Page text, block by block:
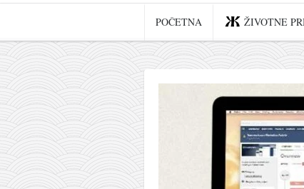
POČETNA ŽIVOTNE
internet poslovanje
ishranom do zdravlja
moj haiku
momenti i mesta
bonus sadržaj
Svetlopis
zakonopravilo